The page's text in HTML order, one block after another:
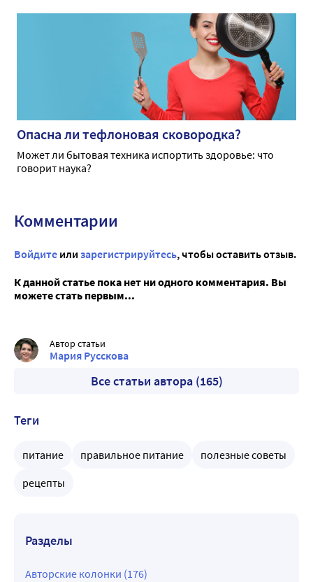
Опасна ли тефлоновая сковородка?
Может ли бытовая техника испортить здоровье: что
говорит наука?
Комментарии
Войдите или зарегистрируйтесь, чтобы оставить отзыв.
К данной статье пока нет ни одного комментария. Вы
можете стать первым...
Автор статьи
Мария Русскова
Все статьи автора (165)
Теги
питание правильное питание
полезные советы
рецепты
Разделы
Авторские колонки (176)